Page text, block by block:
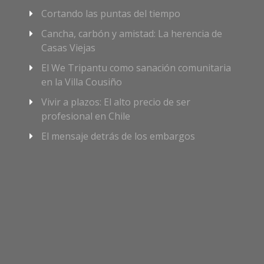
Cortando las puntas del tiempo
Cancha, carbón y amistad: La herencia de
Casas Viejas
El We Tripantu como sanación comunitaria
en la Villa Cousiño
Vivir a plazos: El alto precio de ser
profesional en Chile
El mensaje detrás de los embargos